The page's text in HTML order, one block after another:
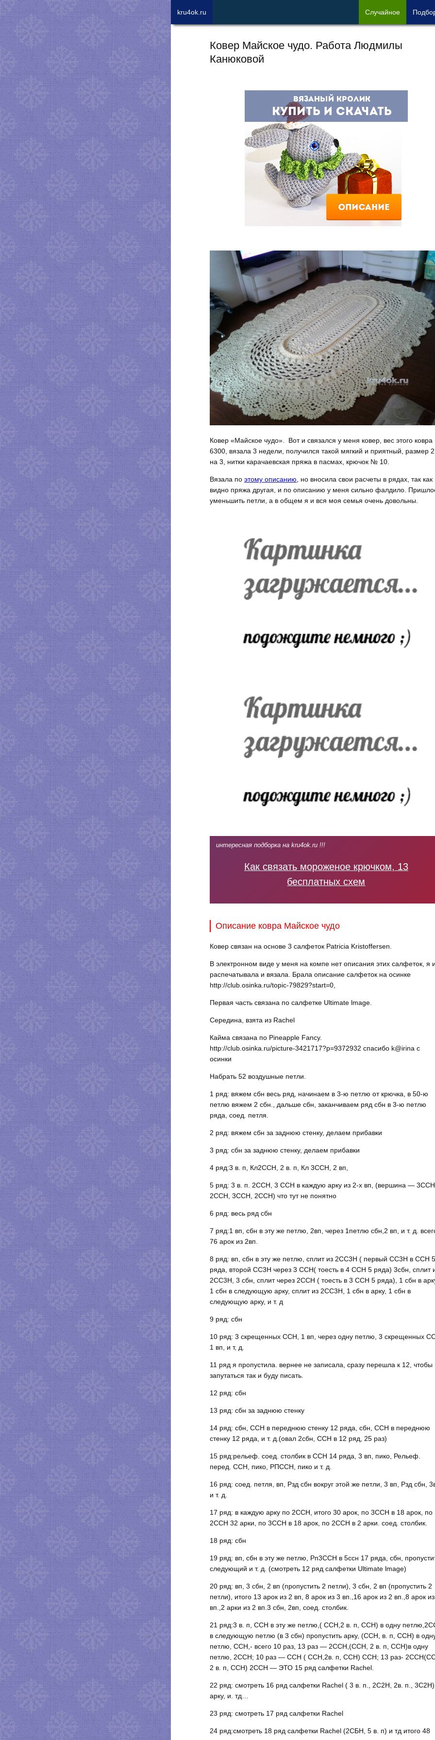
Ковер Майское чудо. Работа Людмилы
Канюковой
Ковер «Майское чудо». Вот и связался у меня ковер, вес этого ковра
6300, вязала 3 недели, получился такой мягкий и приятный, размер 2
на 3, нитки карачаевская пряжа в пасмах, крючок № 10.
Вязала по этому описанию , но вносила свои расчеты в рядах, так как
видно пряжа другая, и по описанию у меня сильно фалдило.
уменьшить петли, а в общем я и вся моя семья очень довольны.
интересная подборка на kru4ok.ru !!!
Как связать мороженое крючком, 13
бесплатных схем
Описание ковра Майское чудо
Ковер связан на основе 3 салфеток Patricia Kristoffersen.
В электронном виде у меня на компе нет описания этих салфеток, я
распечатывала и вязала. Брала описание салфеток на осинке
http://club.osinka.ru/topic-79829?start=0,
Первая часть связана по салфетке Ultimate lmage.
Середина, взята из Rachel
Кайма связана по Pineapple Fancy.
http://club.osinka.ru/picture-3421717?p=9372932 спасибо k@irina с
осинки
Набрать 52 воздушные петли.
1 ряд: вяжем сбн весь ряд, начинаем в 3-ю петлю от крючка, в 50-ю
петлю вяжем 2 сбн., дальше сбн, заканчиваем ряд сбн в 3-ю петлю
ряда, соед. петля.
2 ряд: вяжем сбн за заднюю стенку, делаем прибавки
3 ряд: сбн за заднюю стенку, делаем прибавки
4 ряд:3 в. п, Кл2ССН, 2 в. п, Кл 3ССН, 2 вп,
5 ряд: 3 в. п. 2ССН, 3 ССН в каждую арку из 2-х вп, (вершина —
2ССН, 3ССН, 2ССН) что тут не понятно
6 ряд: весь ряд сбн
7 ряд:1 вп, сбн в эту же петлю, 2вп, через 1петлю сбн,2 вп, и т. д.
76 арок из 2вп.
8 ряд: вп, сбн в эту же петлю, сплит из 2СС3Н ( первый СС3Н в ССН 5
ряда, второй СС3Н через 3 ССН( тоесть в 4 ССН 5 ряда) 3сбн, сплит
2СС3Н, 3 сбн, сплит через 2ССН ( тоесть в 3 ССН 5 ряда), 1 сбн в
1 сбн в следующую арку, сплит из 2СС3Н, 1 сбн в арку, 1 сбн в
следующую арку, и т. д
9 ряд: сбн
10 ряд: 3 скрещенных ССН, 1 вп, через одну петлю, 3 скрещенных
1 вп, и т, д.
11 ряд я пропустила. вернее не записала, сразу перешла к 12, чтобы
запутаться так и буду писать.
12 ряд: сбн
13 ряд: сбн за заднюю стенку
14 ряд: сбн, ССН в переднюю стенку 12 ряда, сбн, ССН в переднюю
стенку 12 ряда, и т. д.(овал 2сбн, ССН в 12 ряд, 25 раз)
15 ряд:рельеф. соед. столбик в ССН 14 ряда, 3 вп, пико, Рельеф.
перед. ССН, пико, РПССН, пико и т. д.
16 ряд: соед. петля, вп, Рзд сбн вокруг этой же петли, 3 вп, Рзд сбн,
и т. д.
17 ряд: в каждую арку по 2ССН, итого 30 арок, по 3ССН в 18 арок, по
2ССН 32 арки, по 3ССН в 18 арок, по 2ССН в 2 арки. соед. столбик.
18 ряд: сбн
19 ряд: вп, сбн в эту же петлю, Рп3ССН в 5ссн 17 ряда, сбн,
следующий и т. д. (смотреть 12 ряд салфетки Ultimate lmage)
20 ряд: вп, 3 сбн, 2 вп (пропустить 2 петли), 3 сбн, 2 вп (пропустить 2
петли), итого 13 арок из 2 вп, 8 арок из 3 вп.,16 арок из 2 вп.,8 арок
вп.,2 арки из 2 вп.3 сбн, 2вп, соед. столбик.
21 ряд:3 в. п, ССН в эту же петлю,( ССН,2 в. п, ССН) в одну
в следующую петлю (в 3 сбн) пропустить арку, (ССН, в. п, ССН) в
петлю, ССН,- всего 10 раз, 13 раз — 2ССН,(ССН, 2 в. п, ССН)в одну
петлю, 2ССН; 10 раз — ССН ( ССН,2в. п, ССН) ССН; 13 раз-
2 в. п, ССН) 2ССН — ЭТО 15 ряд салфетки Rachel.
22 ряд: смотреть 16 ряд салфетки Rachel ( 3 в. п., 2С2Н, 2в. п.,
арку, и. тд…
23 ряд: смотреть 17 ряд салфетки Rachel
24 ряд:смотреть 18 ряд салфетки Rachel (2СБН, 5 в. п) и тд итого 48
kru4ok.ru Случайное Под